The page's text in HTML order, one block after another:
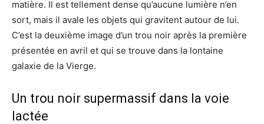
matière. Il est tellement dense qu’aucune lumière n’en
sort, mais il avale les objets qui gravitent autour de lui.
C’est la deuxième image d’un trou noir après la première
présentée en avril et qui se trouve dans la lontaine
galaxie de la Vierge.
Un trou noir supermassif dans la voie
lactée